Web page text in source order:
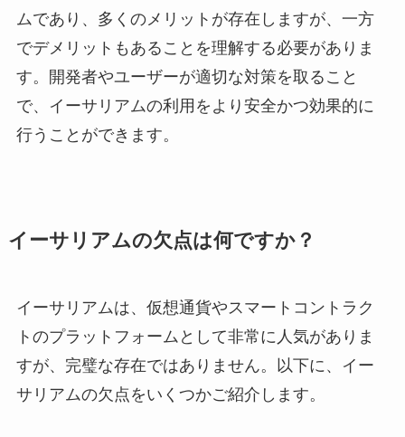
ムであり、多くのメリットが存在しますが、一方
でデメリットもあることを理解する必要がありま
す。開発者やユーザーが適切な対策を取ること
で、イーサリアムの利用をより安全かつ効果的に
行うことができます。
イーサリアムの欠点は何ですか？
イーサリアムは、仮想通貨やスマートコントラク
トのプラットフォームとして非常に人気がありま
すが、完璧な存在ではありません。以下に、イー
サリアムの欠点をいくつかご紹介します。